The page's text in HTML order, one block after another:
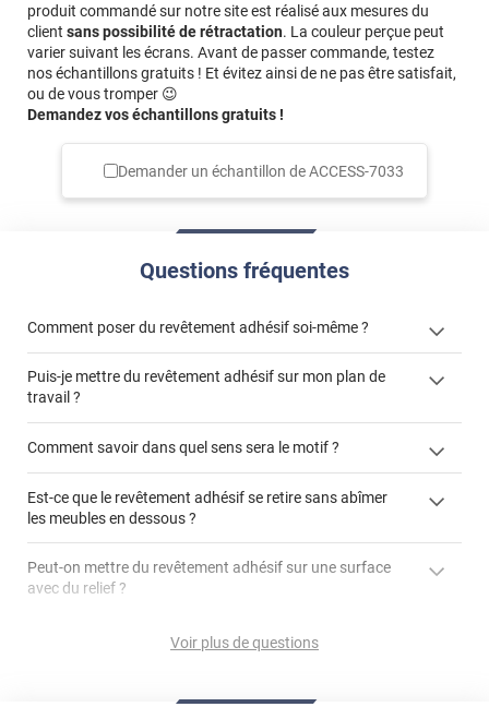
produit commandé sur notre site est réalisé aux mesures du
client sans possibilité de rétractation. La couleur perçue peut
varier suivant les écrans. Avant de passer commande, testez
nos échantillons gratuits ! Et évitez ainsi de ne pas être satisfait,
ou de vous tromper 😉
Demandez vos échantillons gratuits !
Demander un échantillon deACCESS-7033
Questions fréquentes
Comment poser du revêtement adhésif soi-même ?
« Comment poser un revêtement adhésif ? »
Puis-je mettre du revêtement adhésif sur mon plan de
travail ?
"Peut-on installer du
Comment savoir dans quel sens sera le motif ?
Est-ce que le revêtement adhésif se retire sans abîmer
les meubles en dessous ?
Utiliser une solution de dépose pour annuler l'action de la
Peut-on mettre du revêtement adhésif sur une surface
avec du relief ?
Peut-on mettre du revêtement adhésif sur du carrelage
Voir plus de questions